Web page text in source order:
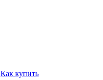
Как купить